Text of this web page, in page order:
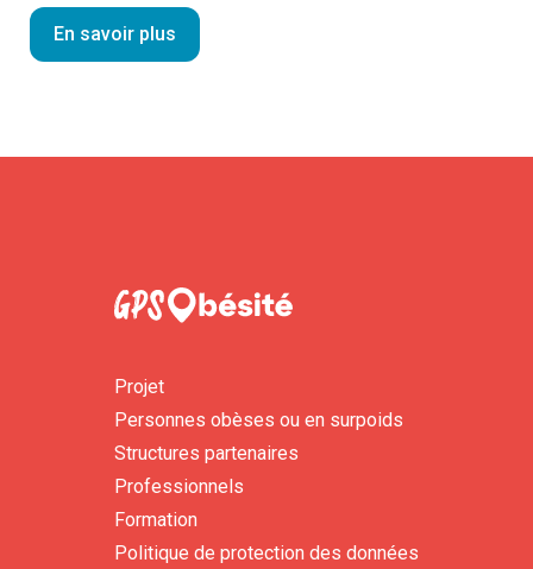
En savoir plus
Projet
Personnes obèses ou en surpoids
Structures partenaires
Professionnels
Formation
Politique de protection des données